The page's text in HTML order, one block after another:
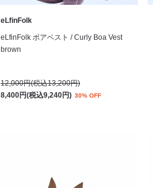
eLfinFolk
eLfinFolk ボアベスト / Curly Boa Vest
brown
12,000円(税込13,200円)
8,400円(税込9,240円) 30% OFF